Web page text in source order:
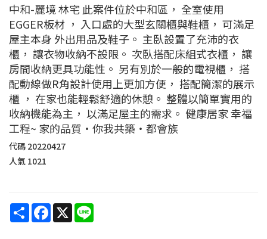
中和-麗境 林宅 此案件位於中和區， 全室使用
EGGER板材 ， 入口處的大型玄關櫃與鞋櫃， 可滿足
屋主本身 外出用品及鞋子。 主臥設置了充沛的衣
櫃， 讓衣物收納不設限。 次臥搭配床組式衣櫃， 讓
房間收納更具功能性。 另有別於一般的電視櫃， 搭
配動線做R角設計使用上更加方便， 搭配簡潔的展示
櫃 ， 在家也能輕鬆舒適的休憩。 整體以簡單實用的
收納機能為主， 以滿足屋主的需求。 健康居家 幸福
工程~ 家的品質‧你我共築‧都會族
代碼 20220427
人氣 1021
ShareFacebook
X